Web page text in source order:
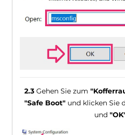
2.3 Gehen Sie zum
"Safe Boot"und klicken Sie
und